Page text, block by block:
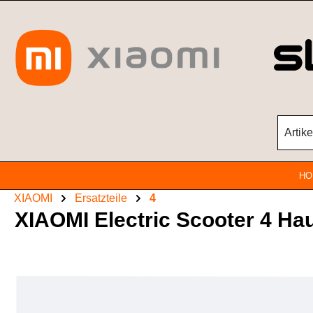
XIAOMI Ersatzteile 4
XIAOMI Electric Scooter 4